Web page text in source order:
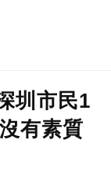
圳市民1
有素質